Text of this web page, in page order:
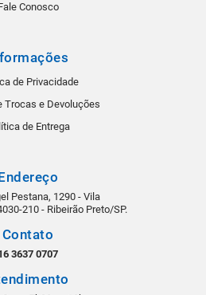
Conosco
de Privacidade
Trocas e Devoluções
de Entrega
Pestana, 1290 - Vila
210 - Ribeirão Preto/SP.
Contato
3637 0707